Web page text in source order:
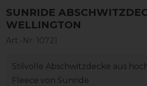
SUNRIDE
WELLINGTON
Art.-Nr: 10721
Stilvolle Abschwitzdecke aus
Fleece von Sunride